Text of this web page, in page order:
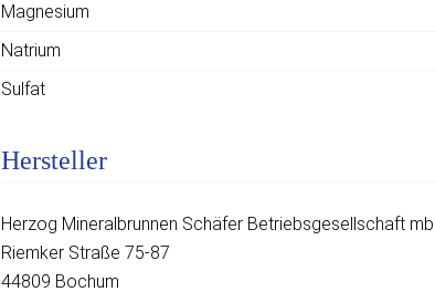
Magnesium
Natrium
Sulfat
Hersteller
Herzog Mineralbrunnen Schäfer Betriebsgesellschaft
Riemker Straße 75-87
44809 Bochum